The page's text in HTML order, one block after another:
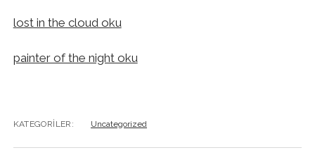
lost in the cloud oku
painter of the night oku
KATEGORILER: Uncategorized